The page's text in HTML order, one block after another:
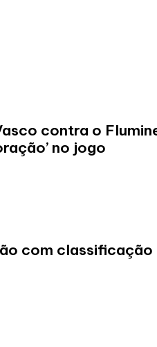
contra o
no jogo
com classificação